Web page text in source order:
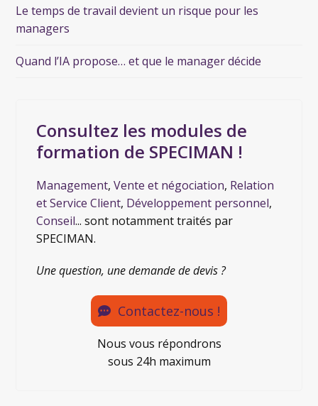
Le temps de travail devient un risque pour les
managers
Quand l’IA propose… et que le manager décide
Consultez les modules de
formation de SPECIMAN !
Management,Vente et négociation, Relation
et Service Client, Développement personnel,
Conseil... sont notamment traités par
SPECIMAN.
Une question, une demande de devis ?
Contactez-nous !
Nous vous répondrons
sous 24h maximum